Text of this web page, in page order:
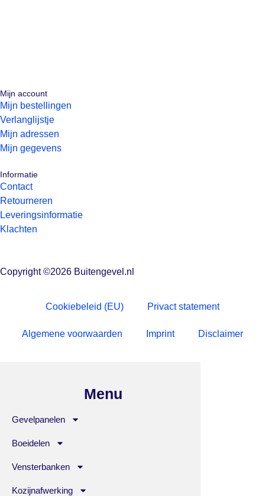
Mijn account
Mijn bestellingen
Verlanglijstje
Mijn adressen
Mijn gegevens
Informatie
Contact
Retourneren
Leveringsinformatie
Klachten
Copyright ©2026 Buitengevel.nl
Cookiebeleid (EU) Privact statement
Algemene voorwaarden Imprint Disclaimer
Menu
Gevelpanelen
Boeidelen
Vensterbanken
Kozijnafwerking